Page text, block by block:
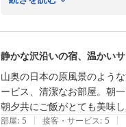
静かな沢沿いの宿、温かい
山奥の日本の原風景のよう
ービス、清潔なお部屋。朝
朝夕共にご飯がとても美味
部屋: 5 | 接客・サービス: 5 |